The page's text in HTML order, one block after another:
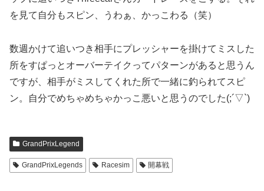
を見て自分もスピン、うわぁ、かっこわる（笑）
数週かけて追いつき相手にプレッシャーを掛けてミスした
所をすぱっとオーバーテイクってパターンがあると思うん
ですが、相手がミスしてくれた所で一緒に釣られてスピ
ン。自分でめちゃめちゃかっこ悪いと思うのでした(;´▽`)
GrandPrixLegend
GrandPrixLegends Racesim 開幕戦